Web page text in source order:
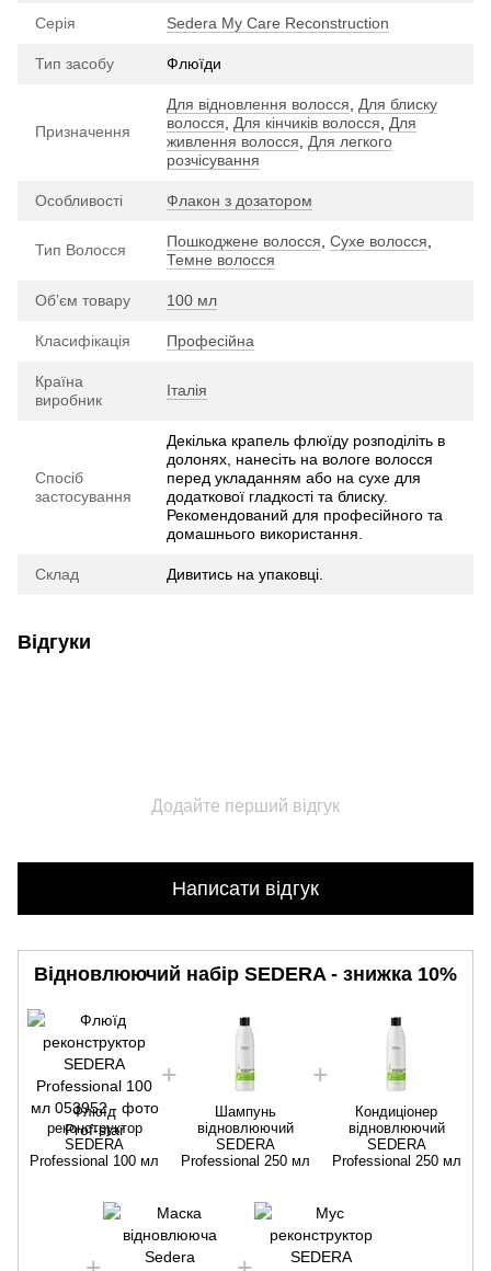
Серія Sedera My Care Reconstruction
Тип засобу Флюїди
Призначення
Для відновлення волосся
Для блиску
волосся
Для кінчиків волосся
Для
живлення волосся
Для легкого
розчісування
Особливості Флакон з дозатором
Тип Волосся Пошкоджене волосся Сухе волосся
Темне волосся
Обʼєм товару 100 мл
Класифікація Професійна
Країна
виробник
Італія
Спосіб
застосування
Декілька крапель флюїду розподіліть в
долонях, нанесіть на вологе волосся
перед укладанням або на сухе для
додаткової гладкості та блиску.
Рекомендований для професійного та
домашнього використання.
Склад Дивитись на упаковці.
Відгуки
Додайте перший відгук
Написати відгук
Відновлюючий набір SEDERA - знижка 10%
Флюїд
реконструктор
SEDERA
Professional 100 мл
Шампунь
відновлюючий
SEDERA
Professional 250 мл
Кондиціонер
відновлюючий
SEDERA
Professional 250 мл